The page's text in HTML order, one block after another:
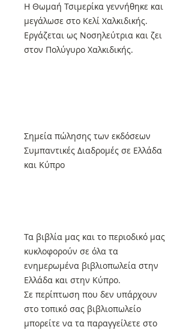
Η Θωμαή Τσιμερίκα γεννήθηκε και
μεγάλωσε στο Κελί Χαλκιδικής.
Εργάζεται ως Νοσηλεύτρια και ζει
στον Πολύγυρο Χαλκιδικής.
Σημεία πώλησης των εκδόσεων
Συμπαντικές Διαδρομές σε Ελλάδα
και Κύπρο
Τα βιβλία μας και το περιοδικό μας
κυκλοφορούν σε όλα τα
ενημερωμένα βιβλιοπωλεία στην
Ελλάδα και στην Κύπρο.
Σε περίπτωση που δεν υπάρχουν
στο τοπικό σας βιβλιοπωλείο
μπορείτε να τα παραγγείλετε στο